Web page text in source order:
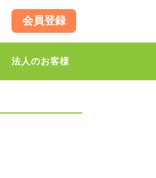
会員登録
法人のお客様